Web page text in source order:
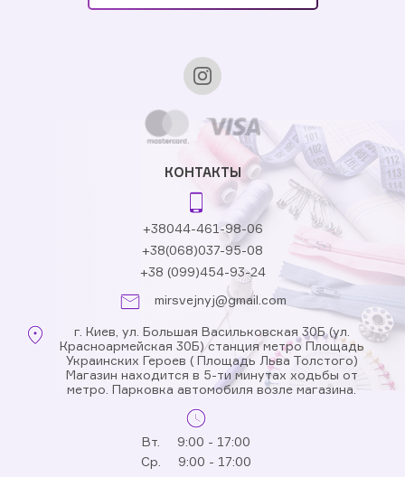
КОНТАКТЫ
+38044-461-98-06
+38(068)037-95-08
+38 (099)454-93-24
mirsvejnyj@gmail.com
г. Киев, ул. Большая Васильковская 30Б (ул.
Красноармейская 30Б) станция метро Площадь
Украинских Героев ( Площадь Льва Толстого)
Магазин находится в 5-ти минутах ходьбы от
метро. Парковка автомобиля возле магазина.
Вт.
9:00 - 17:00
Ср.
9:00 - 17:00